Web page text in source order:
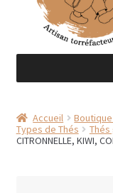
A découvrir …
Accueil
Types de Thés
Thés
CITRONNELLE, KIWI,